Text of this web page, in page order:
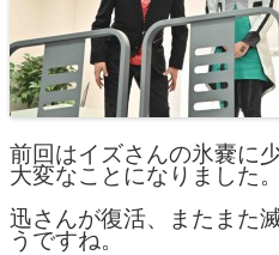
前回はイズさんの氷嚢に
大変なことになりました。
迅さんが復活、またまた
うですね。